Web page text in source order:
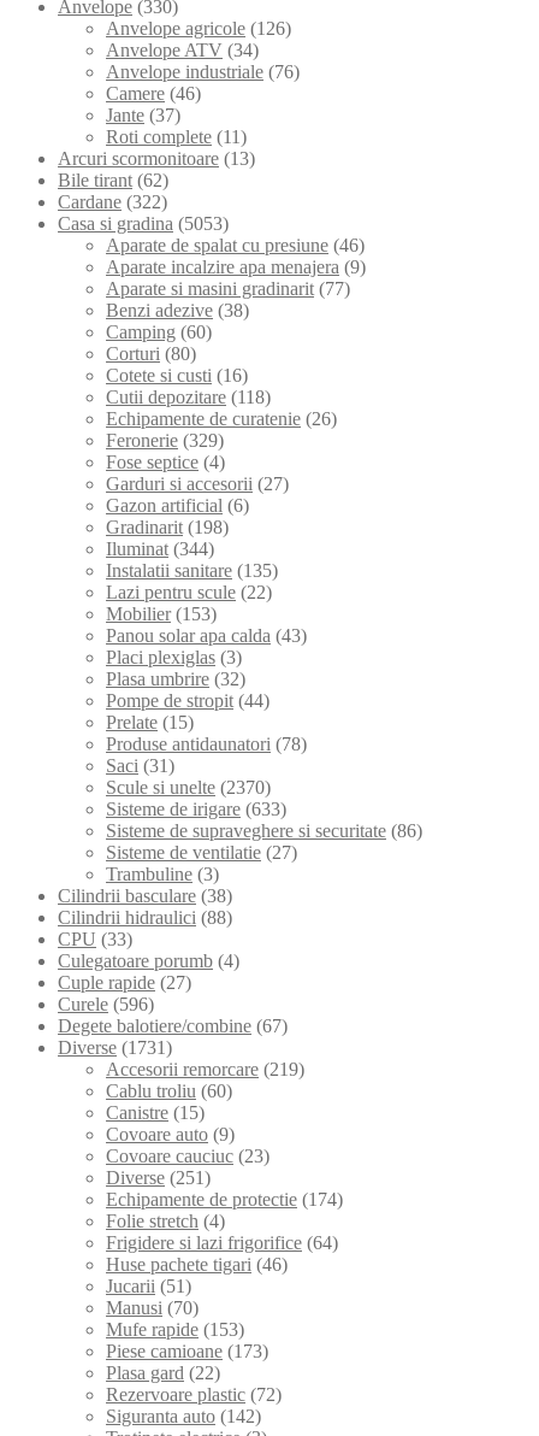
Anvelope (330)
Anvelope agricole (126)
Anvelope ATV (34)
Anvelope industriale (76)
Camere (46)
Jante (37)
Roti complete (11)
Arcuri scormonitoare (13)
Bile tirant (62)
Cardane (322)
Casa si gradina (5053)
Aparate de spalat cu presiune (46)
Aparate incalzire apa menajera (9)
Aparate si masini gradinarit (77)
Benzi adezive (38)
Camping (60)
Corturi (80)
Cotete si custi (16)
Cutii depozitare (118)
Echipamente de curatenie (26)
Feronerie (329)
Fose septice (4)
Garduri si accesorii (27)
Gazon artificial (6)
Gradinarit (198)
Iluminat (344)
Instalatii sanitare (135)
Lazi pentru scule (22)
Mobilier (153)
Panou solar apa calda (43)
Placi plexiglas (3)
Plasa umbrire (32)
Pompe de stropit (44)
Prelate (15)
Produse antidaunatori (78)
Saci (31)
Scule si unelte (2370)
Sisteme de irigare (633)
Sisteme de supraveghere si securitate (86)
Sisteme de ventilatie (27)
Trambuline (3)
Cilindrii basculare (38)
Cilindrii hidraulici (88)
CPU (33)
Culegatoare porumb (4)
Cuple rapide (27)
Curele (596)
Degete balotiere/combine (67)
Diverse (1731)
Accesorii remorcare (219)
Cablu troliu (60)
Canistre (15)
Covoare auto (9)
Covoare cauciuc (23)
Diverse (251)
Echipamente de protectie (174)
Folie stretch (4)
Frigidere si lazi frigorifice (64)
Huse pachete tigari (46)
Jucarii (51)
Manusi (70)
Mufe rapide (153)
Piese camioane (173)
Plasa gard (22)
Rezervoare plastic (72)
Siguranta auto (142)